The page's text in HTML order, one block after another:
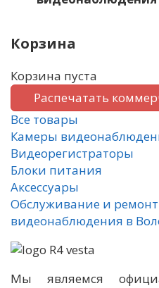
Корзина
Корзина пуста
Распечатать
Все товары
Камеры
Видеорегистраторы
Блоки питания
Аксессуары
Обслуживание и ремонт
видеонаблюдения в
Мы являемся